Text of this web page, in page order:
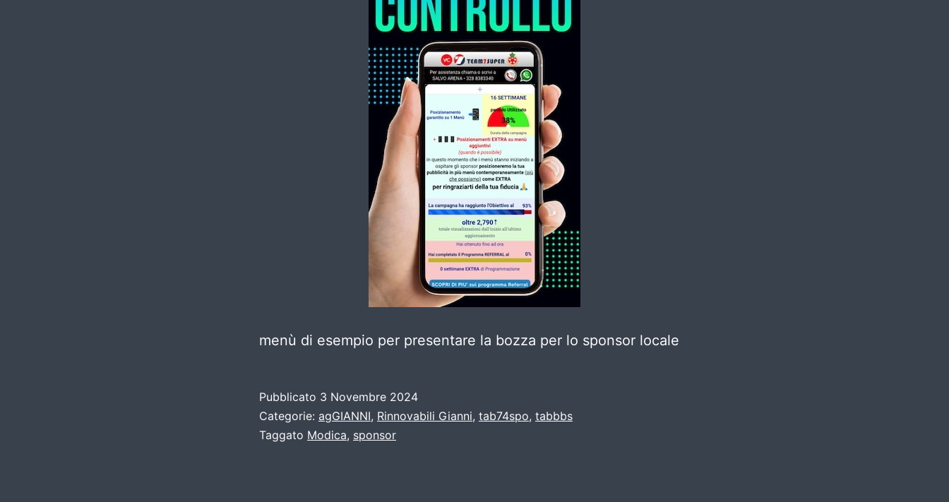
menù di esempio per presentare la bozza per lo sponsor locale
Pubblicato 3 Novembre 2024
Categorie: agGIANNI, Rinnovabili Gianni, tab74spo, tabbbs
Taggato Modica, sponsor